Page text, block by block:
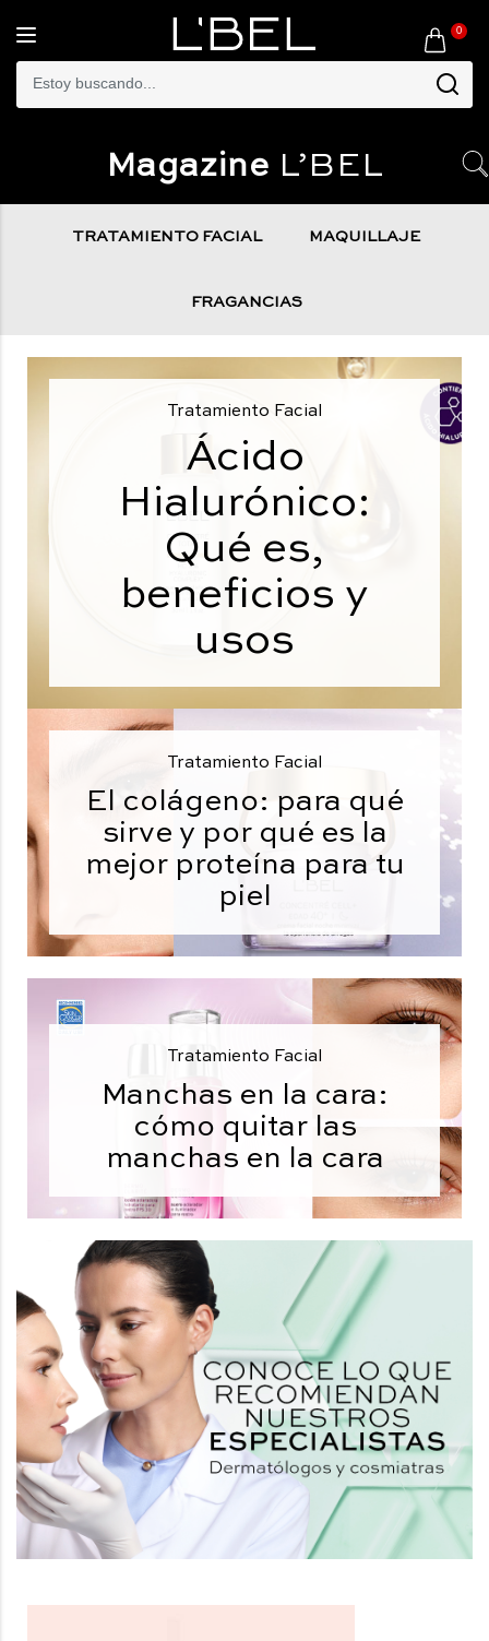
0
Magazine L’BEL
TRATAMIENTO FACIAL MAQUILLAJE
FRAGANCIAS
Tratamiento Facial
Ácido
Hialurónico:
Qué es,
beneficios y
usos
Tratamiento Facial
El colágeno: para qué
sirve y por qué es la
mejor proteína para tu
piel
Tratamiento Facial
Manchas en la cara:
cómo quitar las
manchas en la cara